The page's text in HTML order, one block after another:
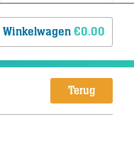
Winkelwagen€0.00
Terug